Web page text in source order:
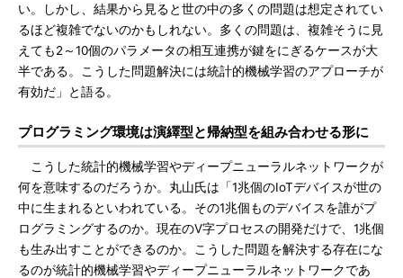
い。しかし、結果から見ると世の中の多くの問題は想定されてい
るほど複雑でないのかもしれない。多くの問題は、複雑そうに見
えても2～10個のパラメータの相互連携が鍵をにぎるケースが大
半である。こうした問題解決には統計的機械学習のアプローチが
有効だ」と語る。
プログラミング環境は演繹型と帰納型を組み合わせる形に
こうした統計的機械学習やディープニューラルネットワークが
何を意味するのだろうか。丸山氏は「1兆個のIoTデバイスが世の
中に生まれるといわれている。その1兆個ものデバイスを誰がプ
ログラミングするのか。現在のV字プロセスの開発だけで、1兆個
も生み出すことができるのか。こうした問題を解決する存在にな
るのが統計的機械学習やディープニューラルネットワークであ